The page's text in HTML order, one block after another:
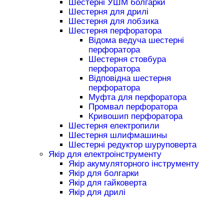
Шестерні УШМ болгарки
Шестерня для дрилі
Шестерня для лобзика
Шестерня перфоратора
Відома ведуча шестерні
перфоратора
Шестерня стовбура
перфоратора
Відповідна шестерня
перфоратора
Муфта для перфоратора
Промвал перфоратора
Кривошип перфоратора
Шестерня електропили
Шестерня шлифмашины
Шестерні редуктор шуруповерта
Якір для електроінструменту
Якір акумуляторного інструменту
Якір для болгарки
Якір для гайковерта
Якір для дрилі